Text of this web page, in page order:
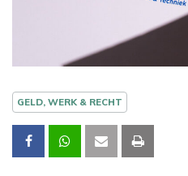
GELD, WERK & RECHT